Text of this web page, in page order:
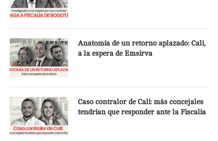
Anatomía de un retorno aplazado: Cali,
a la espera de Emsirva
Caso contralor de Cali: más concejales
tendrían que responder ante la Fiscalía